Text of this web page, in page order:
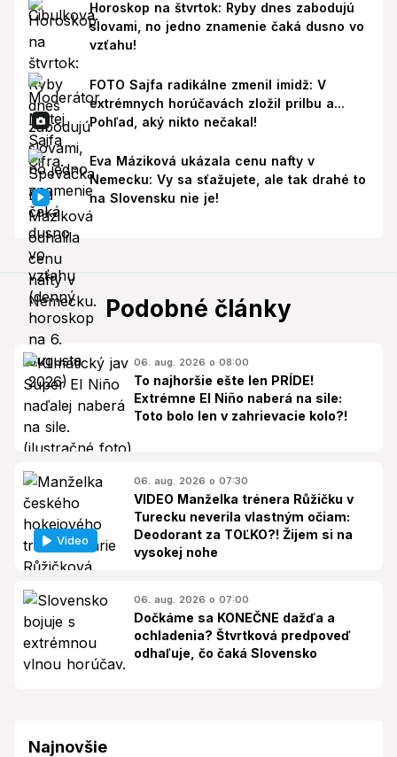
Horoskop na štvrtok: Ryby dnes zabodujú
slovami, no jedno znamenie čaká dusno vo
vzťahu!
FOTO Sajfa radikálne zmenil imidž: V
extrémnych horúčavách zložil prilbu a...
Pohľad, aký nikto nečakal!
Eva Máziková ukázala cenu nafty v
Nemecku: Vy sa sťažujete, ale tak drahé to
na Slovensku nie je!
Podobné články
06. aug. 2026 o 08:00
To najhoršie ešte len PRÍDE!
Extrémne El Niño naberá na sile:
Toto bolo len v zahrievacie kolo?!
Video
06. aug. 2026 o 07:30
VIDEO Manželka trénera Růžičku v
Turecku neverila vlastným očiam:
Deodorant za TOĽKO?! Žijem si na
vysokej nohe
06. aug. 2026 o 07:00
Dočkáme sa KONEČNE dažďa a
ochladenia? Štvrtková predpoveď
odhaľuje, čo čaká Slovensko
Najnovšie